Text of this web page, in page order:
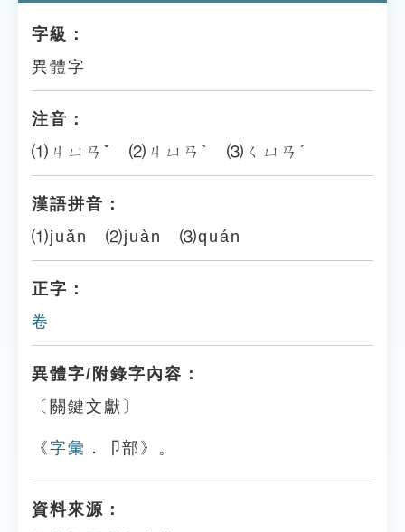
字級：
異體字
注音：
⑴ㄐㄩㄢˇ ⑵ㄐㄩㄢˋ ⑶ㄑㄩㄢˊ
漢語拼音：
⑴juǎn ⑵juàn ⑶quán
正字：
卷
異體字/附錄字內容：
〔關鍵文獻〕
《字彙 ．卩部》。
資料來源：